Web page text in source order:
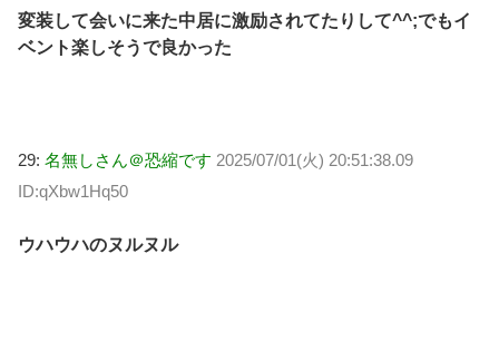
変装して会いに来た中居に激励されてたりして^^;でもイ
ベント楽しそうで良かった
29: 名無しさん＠恐縮です 2025/07/01(火) 20:51:38.09
ID:qXbw1Hq50
ウハウハのヌルヌル